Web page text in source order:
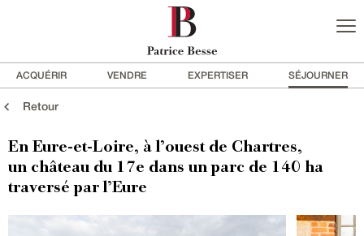
ACQUÉRIR VENDRE EXPERTISER SÉJOURNER
Retour
En Eure-et-Loire, à l’ouest de Chartres,
un château du 17e dans un parc de 140 ha
traversé par l’Eure